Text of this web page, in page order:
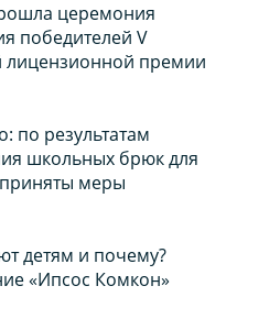
церемония
победителей V
лицензионной премии
по результатам
школьных брюк для
меры
детям и почему?
«Ипсос Комкон»